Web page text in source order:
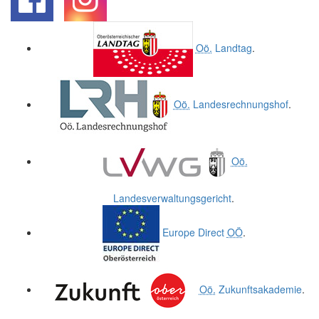
Oö. Landtag.
Oö. Landesrechnungshof.
Oö.
Landesverwaltungsgericht.
Europe Direct OÖ.
Oö. Zukunftsakademie.